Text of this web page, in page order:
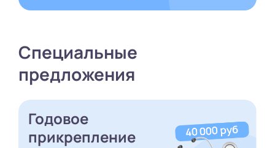
Специальные
предложения
Годовое
прикрепление